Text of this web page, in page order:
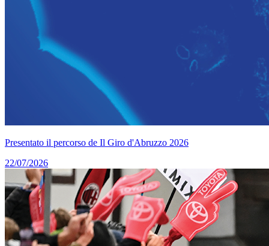
Presentato il percorso de Il Giro d'Abruzzo 2026
22/07/2026